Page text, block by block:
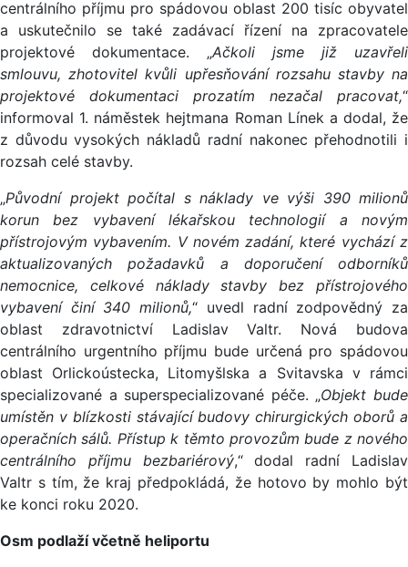
centrálního příjmu pro spádovou oblast 200 tisíc obyvatel
a uskutečnilo se také zadávací řízení na zpracovatele
projektové dokumentace. „Ačkoli jsme již uzavřeli
smlouvu, zhotovitel kvůli upřesňování rozsahu stavby na
projektové dokumentaci prozatím nezačal pracovat,“
informoval 1. náměstek hejtmana Roman Línek a dodal, že
z důvodu vysokých nákladů radní nakonec přehodnotili i
rozsah celé stavby.
„Původní projekt počítal s náklady ve výši 390 milionů
korun bez vybavení lékařskou technologií a novým
přístrojovým vybavením. V novém zadání, které vychází z
aktualizovaných požadavků a doporučení odborníků
nemocnice, celkové náklady stavby bez přístrojového
vybavení činí 340 milionů,“ uvedl radní zodpovědný za
oblast zdravotnictví Ladislav Valtr. Nová budova
centrálního urgentního příjmu bude určená pro spádovou
oblast Orlickoústecka, Litomyšlska a Svitavska v rámci
specializované a superspecializované péče. „Objekt bude
umístěn v blízkosti stávající budovy chirurgických oborů a
operačních sálů. Přístup k těmto provozům bude z nového
centrálního příjmu bezbariérový,“ dodal radní Ladislav
Valtr s tím, že kraj předpokládá, že hotovo by mohlo být
ke konci roku 2020.
Osm podlaží včetně heliportu